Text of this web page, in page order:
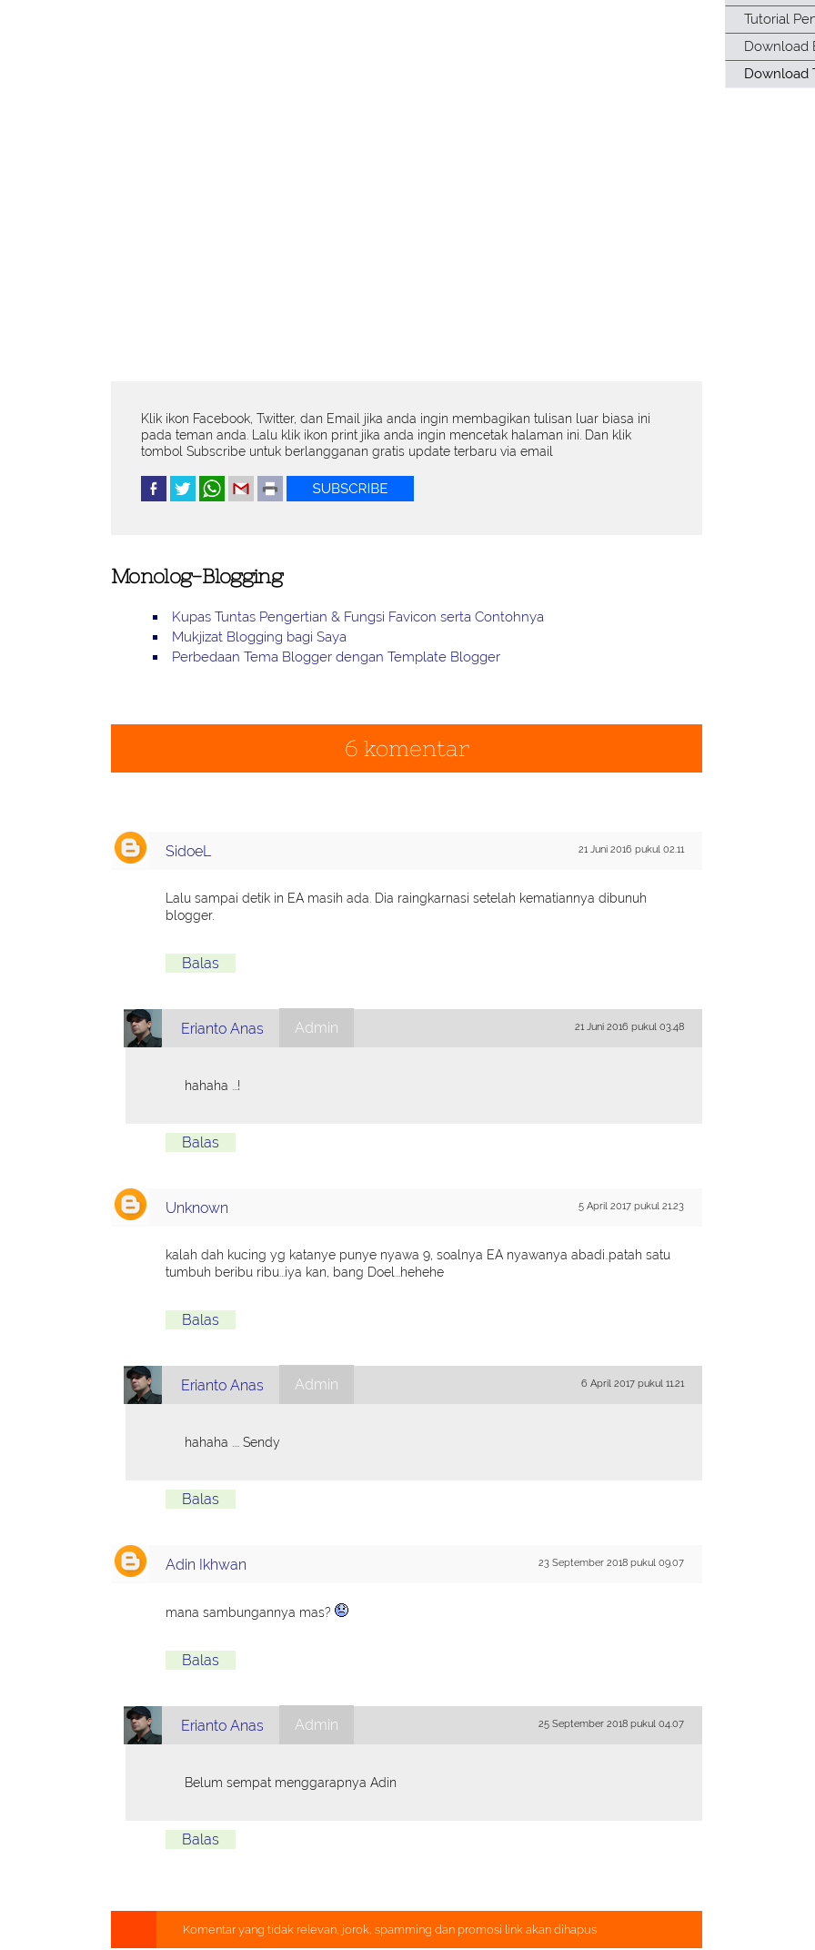
Klik ikon Facebook, Twitter, dan Email jika anda ingin membagikan tulisan luar biasa ini
pada teman anda. Lalu klik ikon print jika anda ingin mencetak halaman ini. Dan klik
tombol Subscribe untuk berlangganan gratis update terbaru via email
Monolog-Blogging
Kupas Tuntas Pengertian & Fungsi Favicon serta Contohnya
Mukjizat Blogging bagi Saya
Perbedaan Tema Blogger dengan Template Blogger
6 komentar
SidoeL 21 Juni 2016 pukul 02.11
Lalu sampai detik in EA masih ada. Dia raingkarnasi setelah kematiannya dibunuh
blogger.
Balas
Erianto Anas Admin 21 Juni 2016 pukul 03.48
hahaha ...!
Balas
Unknown 5 April 2017 pukul 21.23
kalah dah kucing yg katanye punye nyawa 9, soalnya EA nyawanya abadi..patah satu
tumbuh beribu ribu...iya kan, bang Doel...hehehe
Balas
Erianto Anas Admin 6 April 2017 pukul 11.21
hahaha .... Sendy
Balas
Adin Ikhwan 23 September 2018 pukul 09.07
mana sambungannya mas?
Balas
Erianto Anas Admin 25 September 2018 pukul 04.07
Belum sempat menggarapnya Adin
Balas
Komentar yang tidak relevan, jorok, spamming dan promosi link akan dihapus